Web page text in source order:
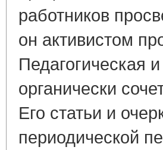
работников
он активистом
Педагогическая
органически
Его статьи и
периодической